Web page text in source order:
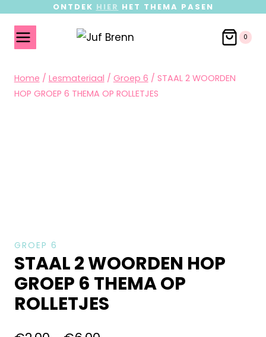
ONTDEK HIER HET THEMA PASEN
0
Home / Lesmateriaal / Groep 6 / STAAL 2 WOORDEN
HOP GROEP 6 THEMA OP ROLLETJES
GROEP 6
STAAL 2 WOORDEN HOP
GROEP 6 THEMA OP
ROLLETJES